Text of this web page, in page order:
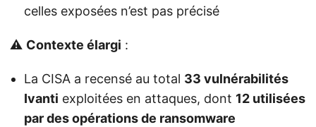
celles exposées n’est pas précisé
⚠️ Contexte élargi :
La CISA a recensé au total 33 vulnérabilités
Ivanti exploitées en attaques, dont 12 utilisées
par des opérations de ransomware